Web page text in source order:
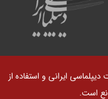
ایرانی و استفاده از
است.